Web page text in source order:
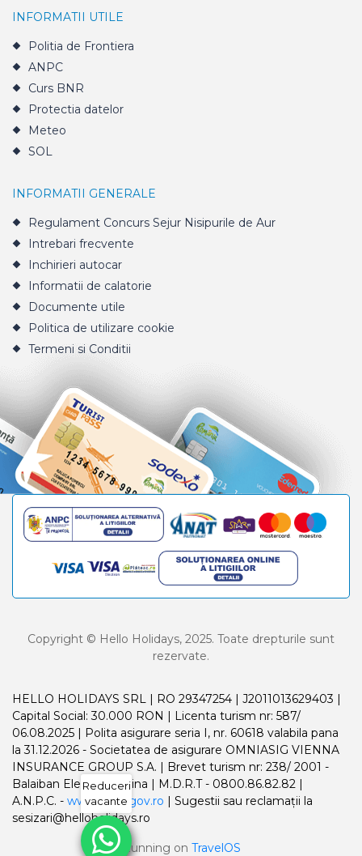
INFORMATII UTILE
Politia de Frontiera
ANPC
Curs BNR
Protectia datelor
Meteo
SOL
INFORMATII GENERALE
Regulament Concurs Sejur Nisipurile de Aur
Intrebari frecvente
Inchirieri autocar
Informatii de calatorie
Documente utile
Politica de utilizare cookie
Termeni si Conditii
Copyright © Hello Holidays, 2025. Toate drepturile sunt
rezervate.
HELLO HOLIDAYS SRL | RO 29347254 | J2011013629403 |
Capital Social: 30.000 RON | Licenta turism nr: 587/
06.08.2025 | Polita asigurare seria I, nr. 60618 valabila pana
la 31.12.2026 - Societatea de asigurare OMNIASIG VIENNA
INSURANCE GROUP S.A. | Brevet turism nr: 238/ 2001 -
Balaiban Elena Madalina | M.D.R.T - 0800.86.82.82 |
A.N.P.C. - www.anpc.gov.ro | Sugestii sau reclamații la
sesizari@helloholidays.ro
Running on TravelOS
Reduceri
vacante